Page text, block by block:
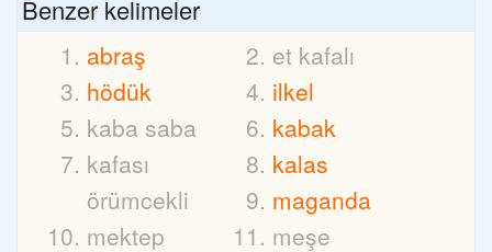
Benzer kelimeler
abraş
et kafalı
hödük
ilkel
kaba saba
kabak
kafası
örümcekli
kalas
maganda
mektep
meşe